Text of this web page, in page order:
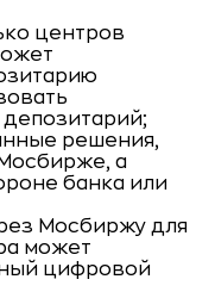
центров
решения,
а
банка или
Мосбиржу для
может
цифровой